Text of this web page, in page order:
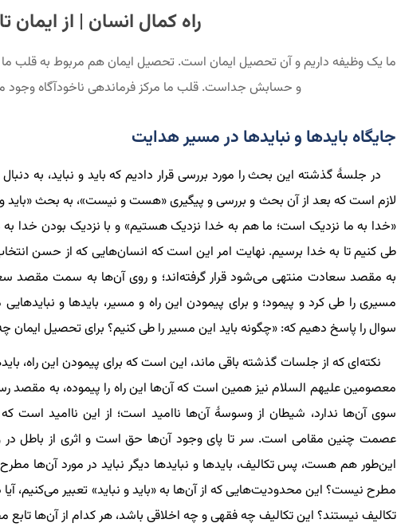
راه کمال انسان | از ایمان
ما یک وظیفه داریم و آن تحصیل ایمان است. تحصیل ایمان هم مربوط به قلب
و حسابش جداست. قلب ما مرکز فرماندهی ناخودآگاه وجود
جایگاه بایدها و نبایدها در مسیر هدایت
در جلسۀ گذشته این بحث را مورد بررسی قرار دادیم که باید و نباید، به
لازم است که بعد از آن بحث و بررسی و پیگیری «هست و نیست»، به بحث «باید و
«خدا به ما نزدیک است؛ ما هم به خدا نزدیک هستیم» و با نزدیک بودن خدا به
طی کنیم تا به خدا برسیم. نهایت امر این است که انسان‌هایی که از حسن
به مقصد سعادت منتهی می‌شود قرار گرفته‌اند؛ و روی آن‌ها به سمت مقصد
مسیری را طی کرد و پیمود؛ و برای پیمودن این راه و مسیر، بایدها و
سوال را پاسخ دهیم که: «چگونه باید این مسیر را طی کنیم؟ برای تحصیل ایمان
نکته‌ای که از جلسات گذشته باقی ماند، این است که برای پیمودن این راه،
معصومین علیهم السلام نیز همین است که آن‌ها این راه را پیموده، به
سوی آن‌ها ندارد، شیطان از وسوسۀ آن‌ها ناامید است؛ از این ناامید است
عصمت چنین مقامی است. سر تا پای وجود آن‌ها حق است و اثری از باطل در
این‌طور هم هست، پس تکالیف، بایدها و نبایدها دیگر نباید در مورد آن‌ها مطرح
مطرح نیست؟ این محدودیت‌هایی که از آن‌ها به «باید و نباید» تعبیر می‌کنیم،
تکالیف نیستند؟ این تکالیف چه فقهی و چه اخلاقی باشد، هر کدام از آن‌ها